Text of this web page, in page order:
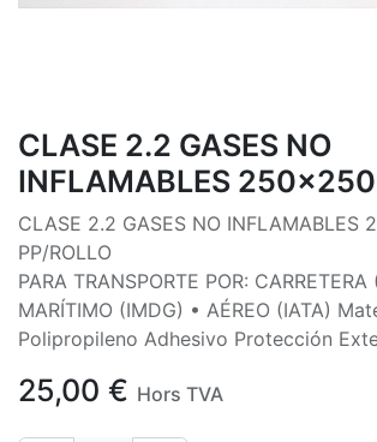
CLASE 2.2 GASES NO
INFLAMABLES
CLASE 2.2 GASES NO INFLAMABLES
PP/ROLLO
PARA TRANSPORTE POR: CARRETERA
MARÍTIMO (IMDG) • AÉREO (IATA)
Polipropileno Adhesivo Protección
25,00 € Hors TVA